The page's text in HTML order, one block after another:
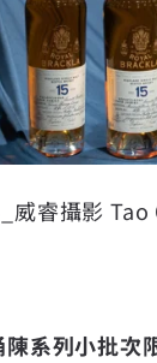
威睿攝影 Tao
系列小批次